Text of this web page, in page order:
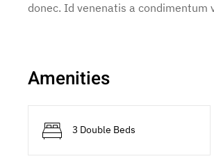
donec. Id venenatis a
Amenities
3 Double Beds